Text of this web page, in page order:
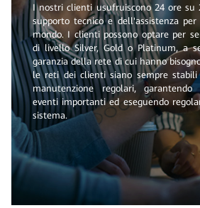
I nostri clienti usufruiscono 24 ore su
supporto tecnico e dell'assistenza
mondo. I clienti possono optare per
di livello Silver, Gold o Platinum, a
garanzia della rete di cui hanno
le reti dei clienti siano sempre stabili
manutenzione regolari,
eventi importanti ed eseguendo
sistema.